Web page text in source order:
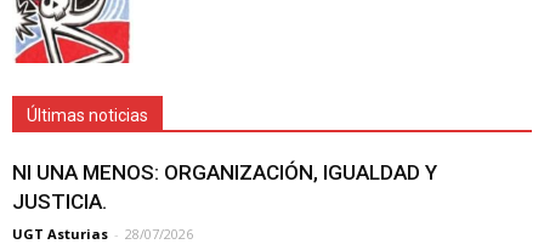
Últimas noticias
NI UNA MENOS: ORGANIZACIÓN, IGUALDAD Y
JUSTICIA.
UGT Asturias - 28/07/2026